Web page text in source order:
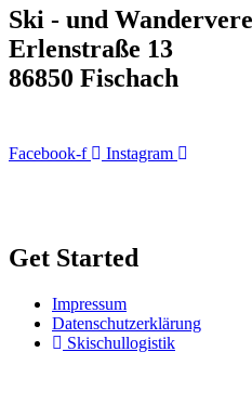
Ski - und
Erlenstraße 13
86850 Fischach
Facebook-f Instagram
Get Started
Impressum
Datenschutzerklärung
Skischullogistik